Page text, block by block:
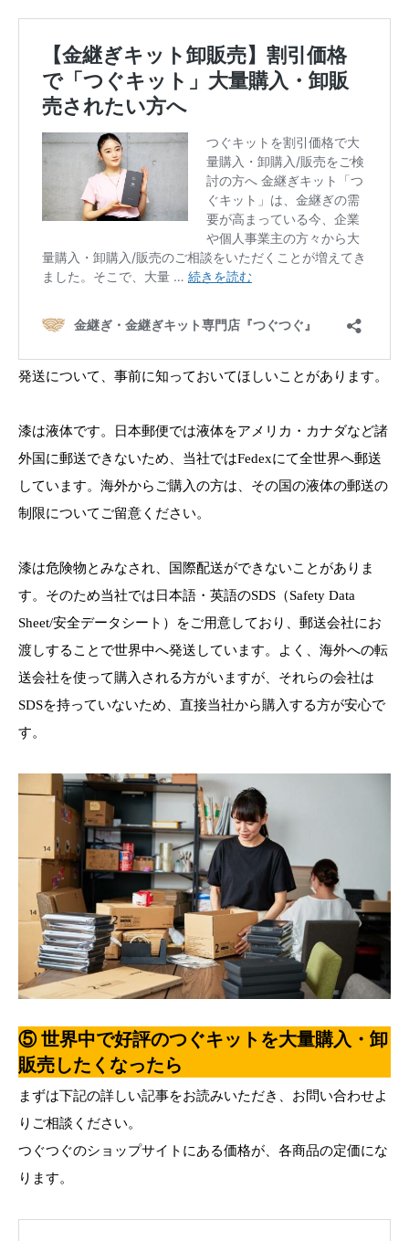
発送について、事前に知っておいてほしいことがあります。
漆は液体です。日本郵便では液体をアメリカ・カナダなど諸
外国に郵送できないため、当社ではFedexにて全世界へ郵送
しています。海外からご購入の方は、その国の液体の郵送の
制限についてご留意ください。
漆は危険物とみなされ、国際配送ができないことがありま
す。そのため当社では日本語・英語のSDS（Safety Data
Sheet/安全データシート）をご用意しており、郵送会社にお
渡しすることで世界中へ発送しています。よく、海外への転
送会社を使って購入される方がいますが、それらの会社は
SDSを持っていないため、直接当社から購入する方が安心で
す。
⑤ 世界中で好評のつぐキットを大量購入・卸
販売したくなったら
まずは下記の詳しい記事をお読みいただき、お問い合わせよ
りご相談ください。
つぐつぐのショップサイトにある価格が、各商品の定価にな
ります。